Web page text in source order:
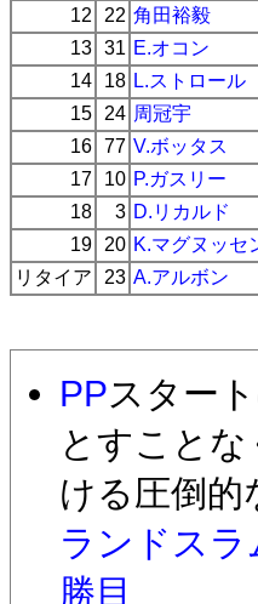
12
22 角田裕毅
13 31 E.オコン
14
18 L.ストロール
15
24 周冠宇
16 77 V.ボッタス
17
10 P.ガスリー
18
3 D.リカルド
19
20 K.マグヌッセ
リタイア
23 A.アルボン
PPスター
とすこと
ける圧倒的
ランドスラ
勝目